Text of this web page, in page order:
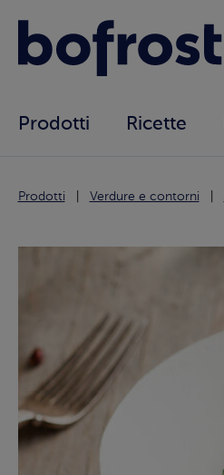
Prodotti Ricette
Prodotti Verdure e contorni